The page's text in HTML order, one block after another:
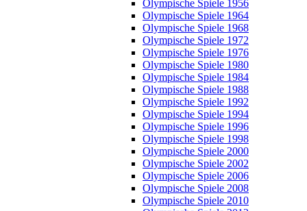
Olympische Spiele 1956
Olympische Spiele 1964
Olympische Spiele 1968
Olympische Spiele 1972
Olympische Spiele 1976
Olympische Spiele 1980
Olympische Spiele 1984
Olympische Spiele 1988
Olympische Spiele 1992
Olympische Spiele 1994
Olympische Spiele 1996
Olympische Spiele 1998
Olympische Spiele 2000
Olympische Spiele 2002
Olympische Spiele 2006
Olympische Spiele 2008
Olympische Spiele 2010